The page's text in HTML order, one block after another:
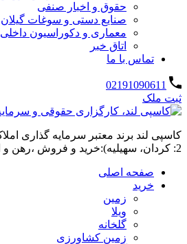
حقوق و اخبار صنفی
صنایع دستی و سوغات گیلان
معماری و دکوراسیون داخلی
اتاق خبر
تماس با ما
02191090611
ثبت ملک
2: کردان، سهیلیه):خرید و فروش ،رهن و اجاره
صفحه اصلی
خرید
زمین
ویلا
گلخانه
زمین کشاورزی